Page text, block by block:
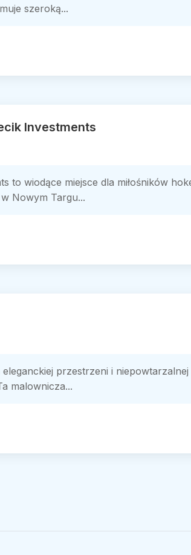
szeroką...
Investments
to wiodące miejsce dla miłośników
Nowym Targu...
przestrzeni i
malownicza...